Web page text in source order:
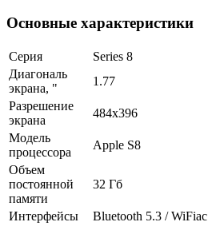
Основные характеристики
Серия
Series 8
Диагональ
экрана, "
1.77
Разрешение
экрана
484x396
Модель
процессора
Apple S8
Объем
постоянной
памяти
32 Гб
Интерфейсы Bluetooth 5.3 / WiFiac